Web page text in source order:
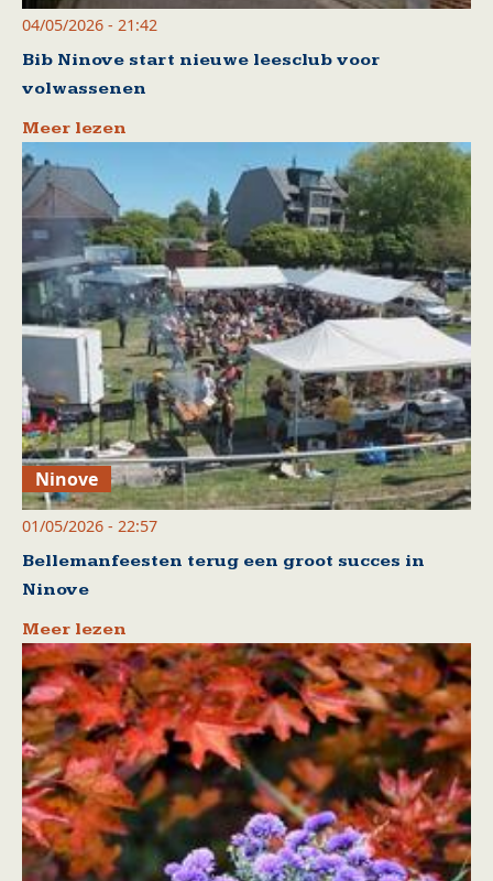
04/05/2026 - 21:42
Bib Ninove start nieuwe leesclub voor
volwassenen
Meer lezen
Ninove
01/05/2026 - 22:57
Bellemanfeesten terug een groot succes in
Ninove
Meer lezen